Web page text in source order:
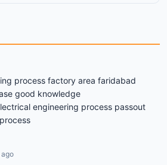
process factory area faridabad
good knowledge
engineering process passout
ago